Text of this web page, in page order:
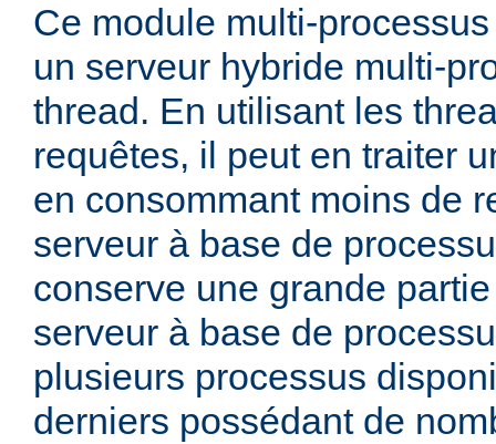
Ce module multi-
un serveur hybride multi-
thread. En utilisant les
requêtes, il peut en traiter
en consommant moins de
serveur à base de
conserve une grande
serveur à base de
plusieurs processus
derniers possédant de